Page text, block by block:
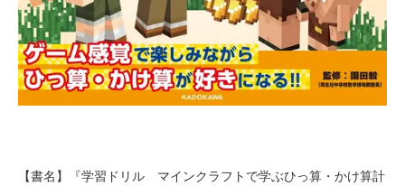
【書名】『学習ドリル マインクラフトで学ぶひっ算・かけ算計